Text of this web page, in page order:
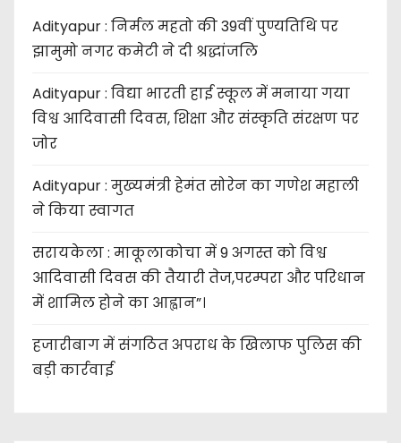
Adityapur : निर्मल महतो की 39वीं पुण्यतिथि पर
झामुमो नगर कमेटी ने दी श्रद्धांजलि
Adityapur : विद्या भारती हाई स्कूल में मनाया गया
विश्व आदिवासी दिवस, शिक्षा और संस्कृति संरक्षण पर
जोर
Adityapur : मुख्यमंत्री हेमंत सोरेन का गणेश महाली
ने किया स्वागत
सरायकेला : माकूलाकोचा में 9 अगस्त को विश्व
आदिवासी दिवस की तैयारी तेज,परम्परा और परिधान
में शामिल होने का आह्वान”।
हजारीबाग में संगठित अपराध के खिलाफ पुलिस की
बड़ी कार्रवाई